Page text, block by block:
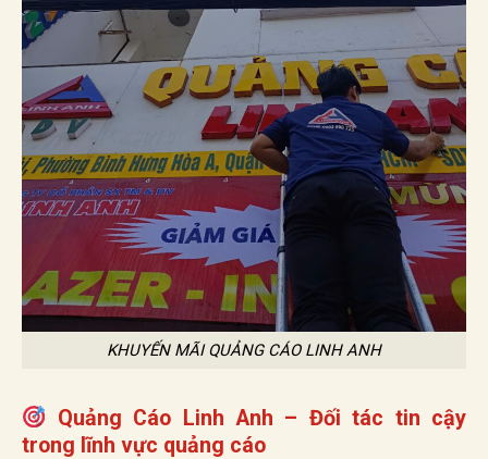
KHUYẾN MÃI QUẢNG CÁO LINH ANH
Quảng Cáo Linh Anh – Đối tác tin cậy
trong lĩnh vực quảng cáo